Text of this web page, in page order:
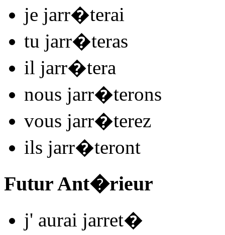
je jarr�terai
tu jarr�teras
il jarr�tera
nous jarr�terons
vous jarr�terez
ils jarr�teront
Futur Ant�rieur
j' aurai jarret�